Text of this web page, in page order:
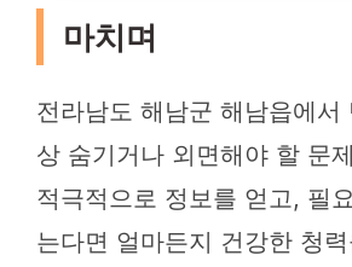
마치며
전라남도 해남군 해남읍에서
상 숨기거나 외면해야 할 문
적극적으로 정보를 얻고, 필
는다면 얼마든지 건강한 청